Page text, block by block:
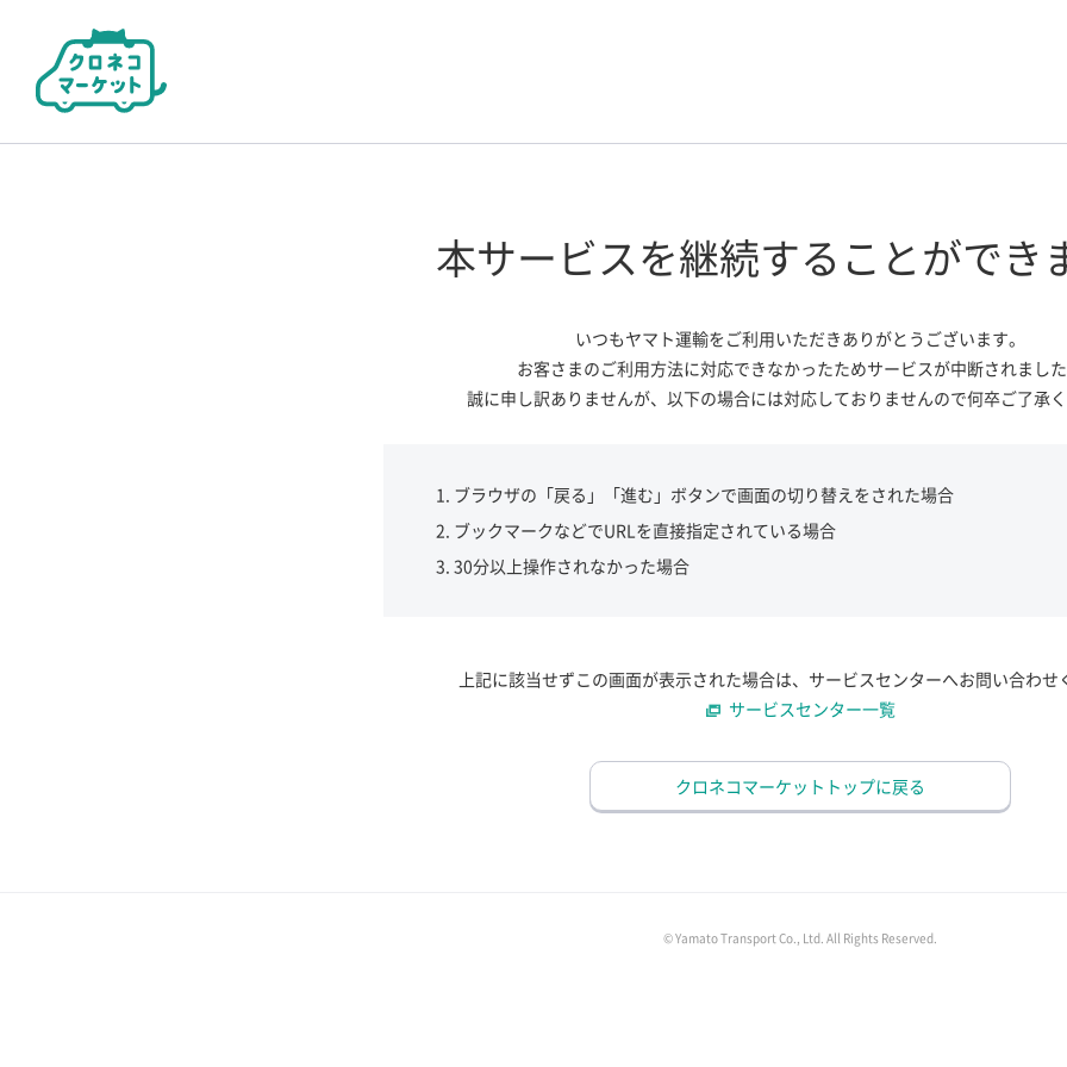
本サービスを継続する ことができ
いつもヤマト運輸をご利用いただきありがとうございます。
お客さまのご利用方法に対応できなかったためサービスが中断されました
誠に申し訳ありませんが、 以下の場合には対応しておりませんので何卒ご了承く
ブラウザの「戻る」「進む」ボタンで画面の切り替えをされた場合
ブックマークなどでURLを直接指定されている場合
30分以上操作されなかった場合
上記に該当せずこの画面が表示された場合は、サービスセンターへお問い合わせ
サービスセンター一覧
クロネコマーケットトップに戻る
© Yamato Transport Co., Ltd. All Rights Reserved.